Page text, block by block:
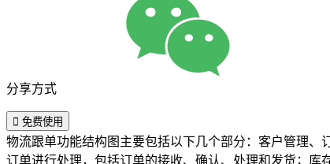
分享方式
 免费使用
物流跟单功能结构图主要包括以下几个部分：客户管理
订单进行处理，包括订单的接收、确认、处理和发货；库